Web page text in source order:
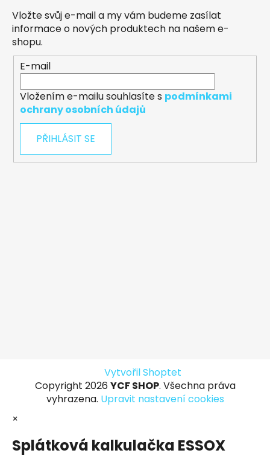
Vložte svůj e-mail a my vám budeme zasílat
informace o nových produktech na našem e-
shopu.
E-mail
Vložením e-mailu souhlasíte s podmínkami
ochrany osobních údajů
PŘIHLÁSIT SE
Vytvořil Shoptet
Copyright 2026 YCF SHOP. Všechna práva
vyhrazena. Upravit nastavení cookies
×
Splátková kalkulačka ESSOX